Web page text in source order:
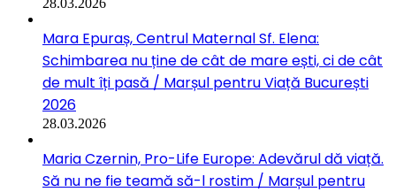
28.03.2026
Mara Epuraș, Centrul Maternal Sf. Elena:
Schimbarea nu ține de cât de mare ești, ci de cât
de mult îți pasă / Marșul pentru Viață București
2026
28.03.2026
Maria Czernin, Pro-Life Europe: Adevărul dă viață.
Să nu ne fie teamă să-l rostim / Marșul pentru